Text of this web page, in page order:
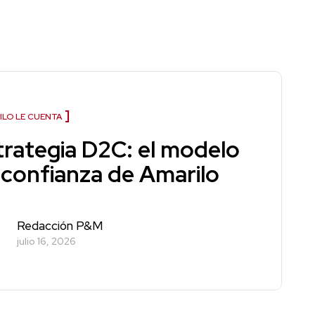
LE CUENTA
D2C: el modelo
de Amarilo
Redacción P&M
julio 16, 2026